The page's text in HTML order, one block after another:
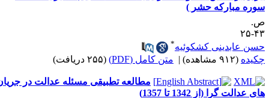
مبارکه حشر )
۲۵
عابدینی کشکوئیه
(۹۱۲ مشاهده) | متن کامل (PDF) (۲۵۵ دریافت)
مطالعه تطبیقی مسئله عدالت در جریان
عدالت گرا (از 1342 تا 1357)